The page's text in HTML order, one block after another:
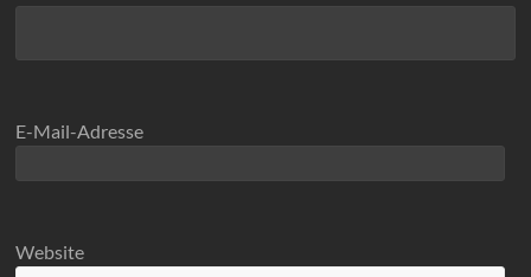
E-Mail-Adresse
Website